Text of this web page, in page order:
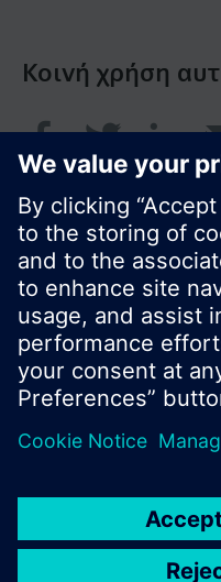
Κοινή χρήση
© Siemens Greece
Το χαρτοφυλάκιο